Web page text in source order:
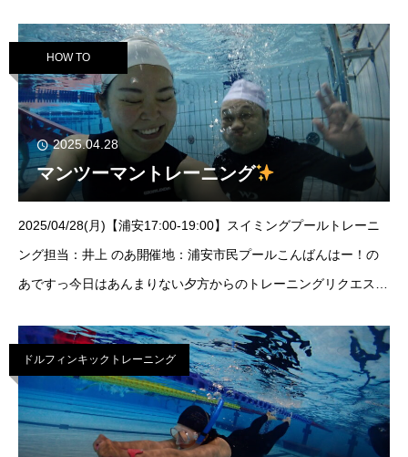
HOW TO
2025.04.28
マンツーマントレーニング
2025/04/28(月)【浦安17:00-19:00】スイミングプールトレーニ
ング担当：井上 のあ開催地：浦安市民プールこんばんはー！の
あですっ今日はあんまりない夕方からのトレーニングリクエスト
トレーニングとき
ドルフィンキックトレーニング